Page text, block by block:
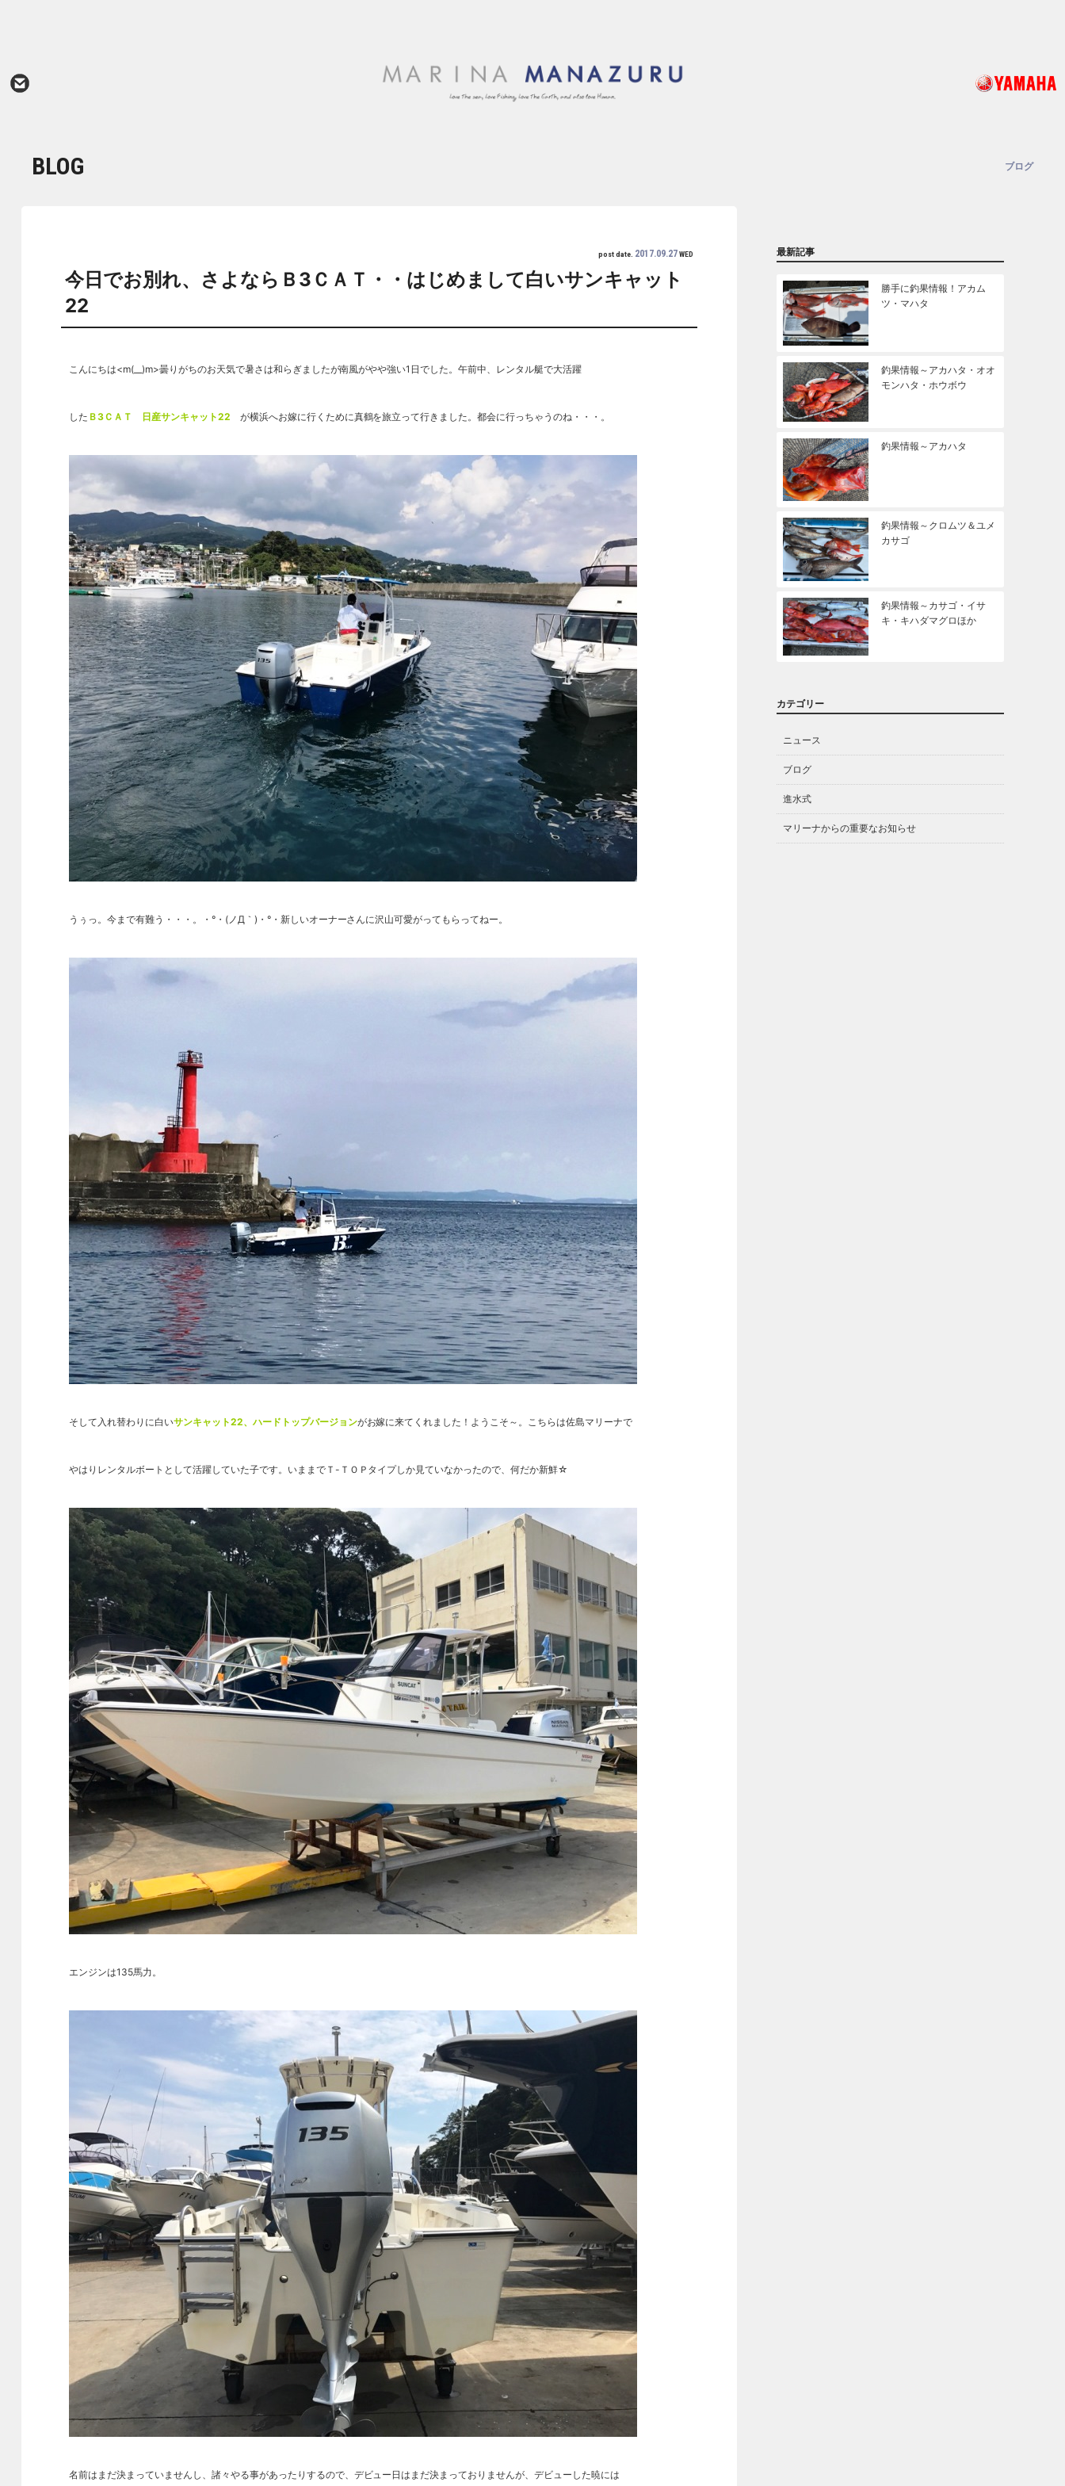
BLOG ブログ
post date. 2017.09.27WED
今日でお別れ、さよならＢ3ＣＡＴ・・はじめまして白いサンキャット
22
こんにちは<m(__)m>曇りがちのお天気で暑さは和らぎましたが南風がやや強い1日でした。午前中、レンタル艇で大活躍
した Ｂ3ＣＡＴ 日産サンキャット22 が横浜へお嫁に行くために真鶴を旅立って行きました。都会に行っちゃうのね・・・。
うぅっ。今まで有難う・・・。・°・(ノД｀)・°・新しいオーナーさんに沢山可愛がってもらってねー。
そして入れ替わりに白いサンキャット22、ハードトップバージョンがお嫁に来てくれました！ようこそ～。こちらは佐島マリーナで
やはりレンタルボートとして活躍していた子です。いままでＴ-ＴＯＰタイプしか見ていなかったので、何だか新鮮☆
エンジンは135馬力。
名前はまだ決まっていませんし、諸々やる事があったりするので、デビュー日はまだ決まっておりませんが、デビューした暁には
最新記事
勝手に釣果情報！アカム
ツ・マハタ
釣果情報～アカハタ・オオ
モンハタ・ホウボウ
釣果情報～アカハタ
釣果情報～クロムツ＆ユメ
カサゴ
釣果情報～カサゴ・イサ
キ・キハダマグロほか
カテゴリー
ニュース
ブログ
進水式
マリーナからの重要なお知らせ